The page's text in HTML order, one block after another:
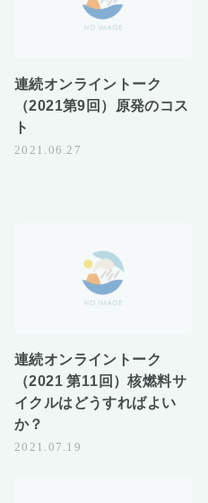
連続オンライントーク
（2021第9回）原発のコス
ト
2021.06.27
連続オンライントーク
（2021 第11回）核燃料サ
イクルはどうすればよい
か？
2021.07.19